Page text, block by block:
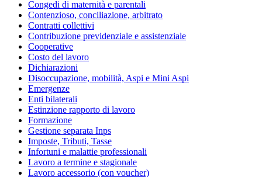
Congedi di maternità e parentali
Contenzioso, conciliazione, arbitrato
Contratti collettivi
Contribuzione previdenziale e assistenziale
Cooperative
Costo del lavoro
Dichiarazioni
Disoccupazione, mobilità, Aspi e Mini Aspi
Emergenze
Enti bilaterali
Estinzione rapporto di lavoro
Formazione
Gestione separata Inps
Imposte, Tributi, Tasse
Infortuni e malattie professionali
Lavoro a termine e stagionale
Lavoro accessorio (con voucher)